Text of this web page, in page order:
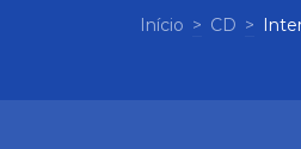
Início > CD >